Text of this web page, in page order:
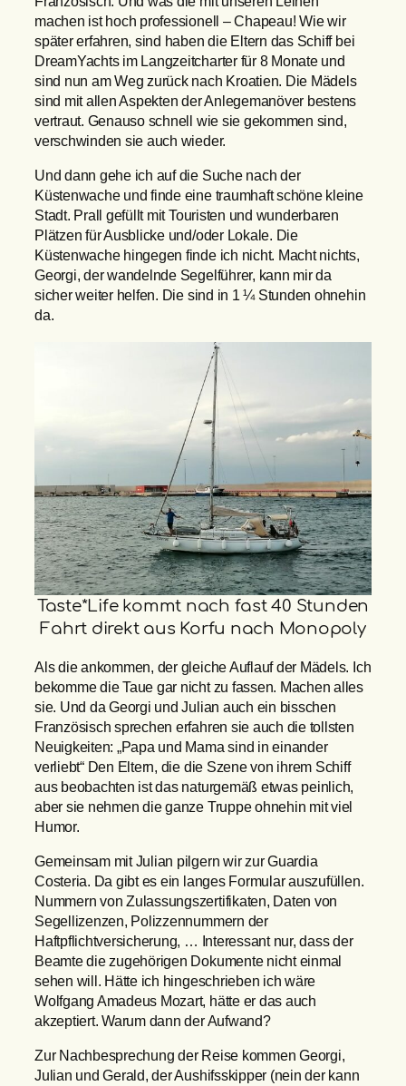
machen ist hoch professionell – Chapeau! Wie wir
später erfahren, sind haben die Eltern das Schiff bei
DreamYachts im Langzeitcharter für 8 Monate und
sind nun am Weg zurück nach Kroatien. Die Mädels
sind mit allen Aspekten der Anlegemanöver bestens
vertraut. Genauso schnell wie sie gekommen sind,
verschwinden sie auch wieder.
Und dann gehe ich auf die Suche nach der
Küstenwache und finde eine traumhaft schöne kleine
Stadt. Prall gefüllt mit Touristen und wunderbaren
Plätzen für Ausblicke und/oder Lokale. Die
Küstenwache hingegen finde ich nicht. Macht nichts,
Georgi, der wandelnde Segelführer, kann mir da
sicher weiter helfen. Die sind in 1 ¼ Stunden ohnehin
da.
Taste*Life kommt nach fast 40 Stunden
Fahrt direkt aus Korfu nach Monopoly
Als die ankommen, der gleiche Auflauf der Mädels. Ich
bekomme die Taue gar nicht zu fassen. Machen alles
sie. Und da Georgi und Julian auch ein bisschen
Französisch sprechen erfahren sie auch die tollsten
Neuigkeiten: „Papa und Mama sind in einander
verliebt“ Den Eltern, die die Szene von ihrem Schiff
aus beobachten ist das naturgemäß etwas peinlich,
aber sie nehmen die ganze Truppe ohnehin mit viel
Humor.
Gemeinsam mit Julian pilgern wir zur Guardia
Costeria. Da gibt es ein langes Formular auszufüllen.
Nummern von Zulassungszertifikaten, Daten von
Segellizenzen, Polizzennummern der
Haftpflichtversicherung, … Interessant nur, dass der
Beamte die zugehörigen Dokumente nicht einmal
sehen will. Hätte ich hingeschrieben ich wäre
Wolfgang Amadeus Mozart, hätte er das auch
akzeptiert. Warum dann der Aufwand?
Zur Nachbesprechung der Reise kommen Georgi,
Julian und Gerald, der Aushifsskipper (nein der kann